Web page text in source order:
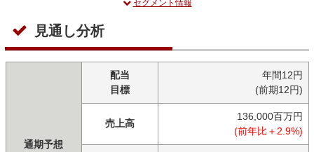
セグメント情報
見通し分析
通期予想
配当
目標
年間12円
(前期12円)
売上高
136,000百万円
(前年比＋2.9%)